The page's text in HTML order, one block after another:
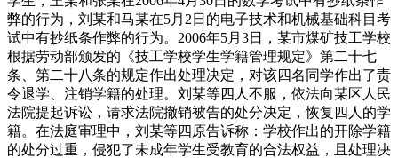
弊的行为，刘某和马某在5月2日的电子技术和机械基础科目考
试中有抄纸条作弊的行为。2006年5月3日，某市煤矿技工学校
根据劳动部颁发的《技工学校学生学籍管理规定》第二十七
条、第二十八条的规定作出处理决定，对该四名同学作出了责
令退学、注销学籍的处理。刘某等四人不服，依法向某区人民
法院提起诉讼，请求法院撤销被告的处分决定，恢复四人的学
籍。在法庭审理中，刘某等四原告诉称：学校作出的开除学籍
的处分过重，侵犯了未成年学生受教育的合法权益，且处理决